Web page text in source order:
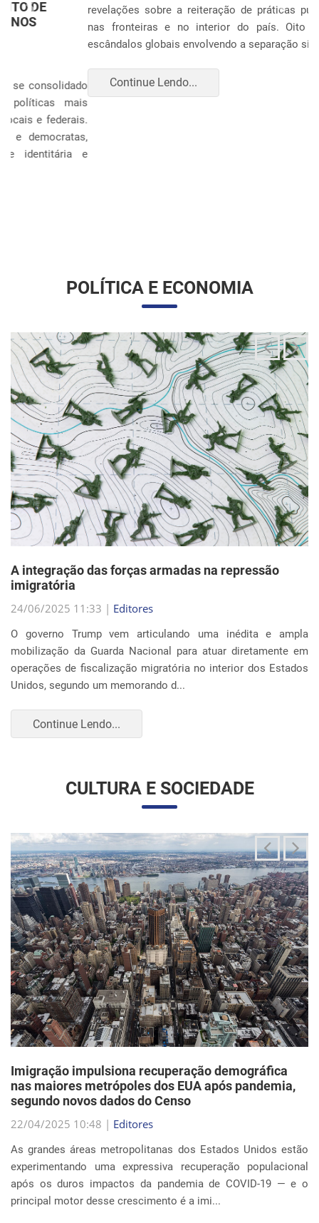
revelações sobre a reiteração de práticas punitivas severas
nas fronteiras e no interior do país. Oito anos após os
escândalos globais envolvendo a separação sistemática d...
Continue Lendo...
POLÍTICA E ECONOMIA
A integração das forças armadas na repressão
imigratória
24/06/2025 11:33 |Editores
O governo Trump vem articulando uma inédita e ampla
mobilização da Guarda Nacional para atuar diretamente em
operações de fiscalização migratória no interior dos Estados
Continue Lendo...
CULTURA E SOCIEDADE
Imigração impulsiona recuperação demográfica
nas maiores metrópoles dos EUA após pandemia,
segundo novos dados do Censo
22/04/2025 10:48 |Editores
As grandes áreas metropolitanas dos Estados Unidos estão
experimentando uma expressiva recuperação populacional
principal motor desse crescimento é a imi...
EVENTOS